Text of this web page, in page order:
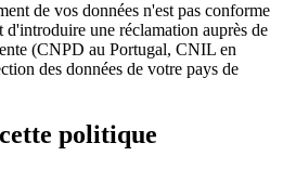
de vos données n'est pas conforme
une réclamation auprès de
(CNPD au Portugal, CNIL en
des données de votre pays de
politique